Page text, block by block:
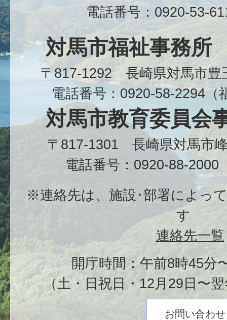
電話番号：0920-53-
対馬市福祉事務所
〒817-1292 長崎県対馬市
電話番号：0920-58-2294（
対馬市教育委員会
〒817-1301 長崎県対馬市
電話番号：0920-88-2000
※連絡先は、施設･部署によっ
す
連絡先一覧
開庁時間：午前8時45分
（土・日祝日・12月29日〜
お問い合わせ